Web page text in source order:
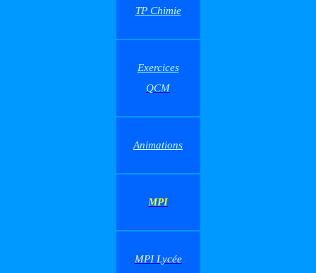
TP Chimie
Exercices
QCM
Animations
MPI
MPI Lycée